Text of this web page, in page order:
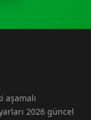
aşamalı
2026 güncel